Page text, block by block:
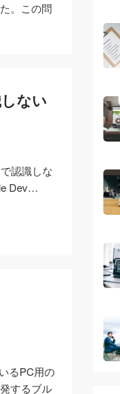
。この問
ない
認識しな
Dev…
るPC用の
するブル